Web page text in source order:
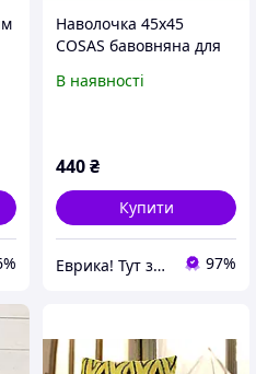
Наволочка 45х45
COSAS бавовняна для
85K64EH795
В наявності
440₴
Купити
Еврика! Тут знайдеться все! 97%